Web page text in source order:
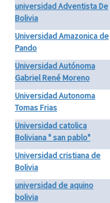
universidad Adventista De
Bolivia
Universidad Amazonica de
Pando
Universidad Autónoma
Gabriel René Moreno
Universidad Autonoma
Tomas Frias
Universidad catolica
Boliviana " san pablo"
Universidad cristiana de
Bolivia
universidad de aquino
bolivia